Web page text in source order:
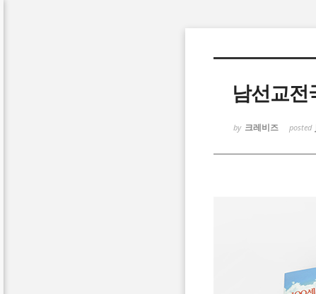
남선교전
by 크레비즈 posted
Sketchbook5, 스케치북5
Sketchbook5, 스케치북5